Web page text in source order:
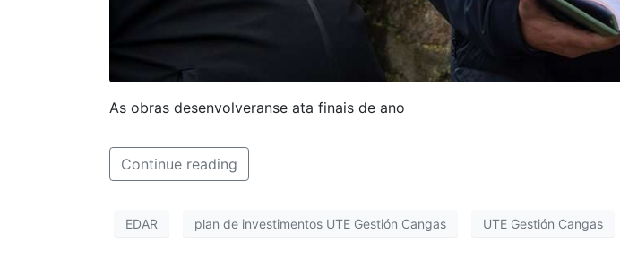
As obras desenvolveranse ata finais de ano
Continue reading
EDAR plan de investimentos UTE Gestión Cangas UTE Gestión Cangas